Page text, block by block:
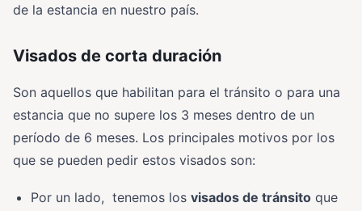
de la estancia en nuestro país.
Visados de corta duración
Son aquellos que habilitan para el tránsito o para una
estancia que no supere los 3 meses dentro de un
período de 6 meses. Los principales motivos por los
que se pueden pedir estos visados son:
Por un lado, tenemos los visados de tránsito que